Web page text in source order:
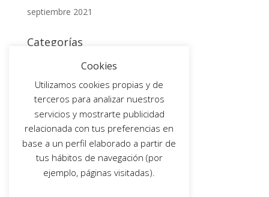
septiembre 2021
Categorías
Meta
Acceder
Feed de entradas
Feed de comentarios
WordPress.org
Cookies
Utilizamos cookies propias y de
terceros para analizar nuestros
servicios y mostrarte publicidad
relacionada con tus preferencias en
base a un perfil elaborado a partir de
tus hábitos de navegación (por
ejemplo, páginas visitadas).